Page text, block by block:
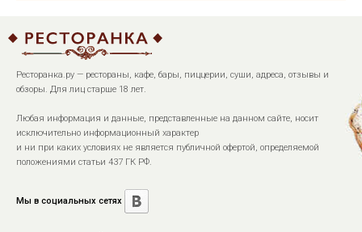
Ресторанка.ру — рестораны, кафе, бары, пиццерии, суши, адреса, отзывы и
обзоры. Для лиц старше 18 лет.
Любая информация и данные, представленные на данном сайте, носит
исключительно информационный характер
и ни при каких условиях не является публичной офертой, определяемой
положениями статьи 437 ГК РФ.
Мы в социальных сетях